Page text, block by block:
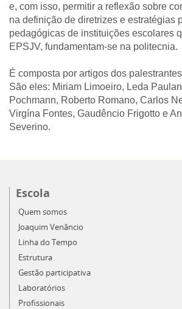
e, com isso, permitir a reflexão sobre
na definição de diretrizes e estratégias
pedagógicas de instituições escolares
EPSJV, fundamentam-se na politecnia.
É composta por artigos dos
São eles: Miriam Limoeiro, Leda
Pochmann, Roberto Romano, Carlos
Virgína Fontes, Gaudêncio Frigotto e
Severino.
Escola
Quem somos
Joaquim Venâncio
Linha do Tempo
Estrutura
Gestão participativa
Laboratórios
Profissionais